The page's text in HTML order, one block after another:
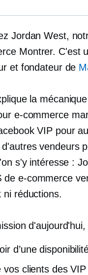
Jordan West,
Montrer. C'est
et fondateur de
la
e-commerce
VIP pour
vendeurs
s'y intéresse :
de e-commerce
ni réductions.
d’une
vos clients des VIP